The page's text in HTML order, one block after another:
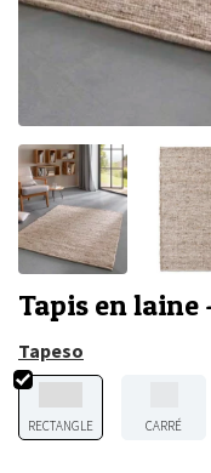
Tapis en laine
Tapeso
RECTANGLE CARRÉ